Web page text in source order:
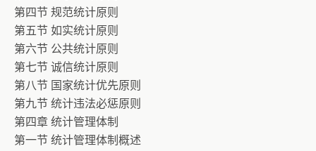
第四节 规范统计原则
第五节 如实统计原则
第六节 公共统计原则
第七节 诚信统计原则
第八节 国家统计优先原则
第九节 统计违法必惩原则
第四章 统计管理体制
第一节 统计管理体制概述